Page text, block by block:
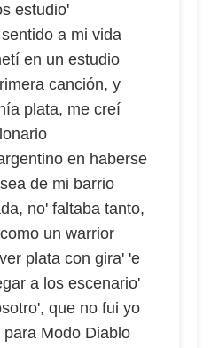
estudio'
a mi vida
en un estudio
canción, y
plata, me creí
en haberse
de mi barrio
no' faltaba tanto,
un warrior
plata con gira' 'e
a los escenario'
que no fui yo
Modo Diablo